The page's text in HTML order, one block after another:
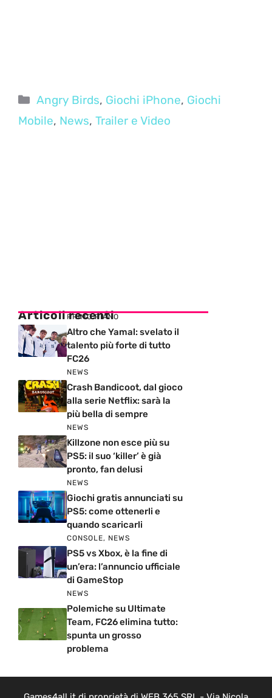
Categorie
Angry Birds, Giochi iPhone, Giochi
Mobile, News, Trailer e Video
Articoli recenti
PRIMO PIANO
Altro che Yamal: svelato il
talento più forte di tutto
FC26
NEWS
Crash Bandicoot, dal gioco
alla serie Netflix: sarà la
più bella di sempre
NEWS
Killzone non esce più su
PS5: il suo ‘killer’ è già
pronto, fan delusi
NEWS
Giochi gratis annunciati su
PS5: come ottenerli e
quando scaricarli
CONSOLE, NEWS
PS5 vs Xbox, è la fine di
un’era: l’annuncio ufficiale
di GameStop
NEWS
Polemiche su Ultimate
Team, FC26 elimina tutto:
spunta un grosso
problema